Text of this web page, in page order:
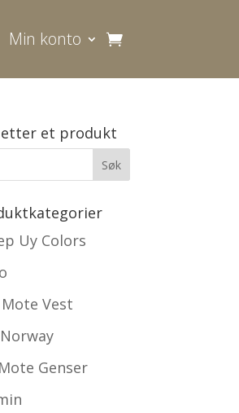
Min konto
etter et produkt
Uy Colors
Vest
Genser